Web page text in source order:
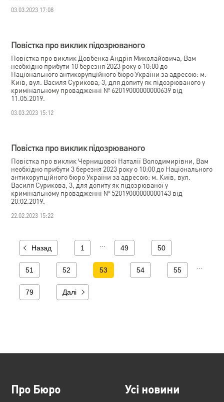
03.03.2023 17:08
Повістка про виклик підозрюваного
Повістка про виклик Довбенка Андрія Миколайовича, Вам
необхідно прибути 10 березня 2023 року о 10:00 до
Національного антикорупційного бюро України за адресою: м.
Київ, вул. Василя Сурикова, 3, для допиту як підозрюваного у
кримінальному провадженні № 62019000000000639 від
11.05.2019.
03.03.2023 15:12
Повістка про виклик підозрюваного
Повістка про виклик Чернишової Наталії Володимирівни, Вам
необхідно прибути 3 березня 2023 року о 10:00 до Національного
антикорупційного бюро України за адресою: м. Київ, вул.
Василя Сурикова, 3, для допиту як підозрюваної у
кримінальному провадженні № 52019000000000143 від
20.02.2019.
22.02.2023 15:22
Назад 1 49 50
51 52 53 54 55
79 Далі
Про Бюро Усі новини